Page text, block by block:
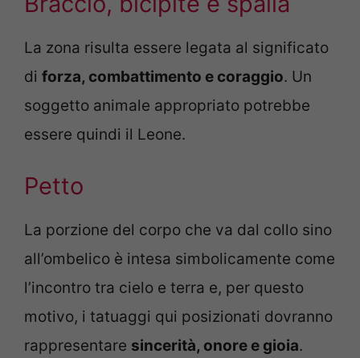
La zona risulta essere legata al significato
di forza, combattimento e coraggio. Un
soggetto animale appropriato potrebbe
essere quindi il Leone.
Petto
La porzione del corpo che va dal collo sino
all’ombelico è intesa simbolicamente come
l’incontro tra cielo e terra e, per questo
motivo, i tatuaggi qui posizionati dovranno
rappresentare sincerità, onore e gioia.